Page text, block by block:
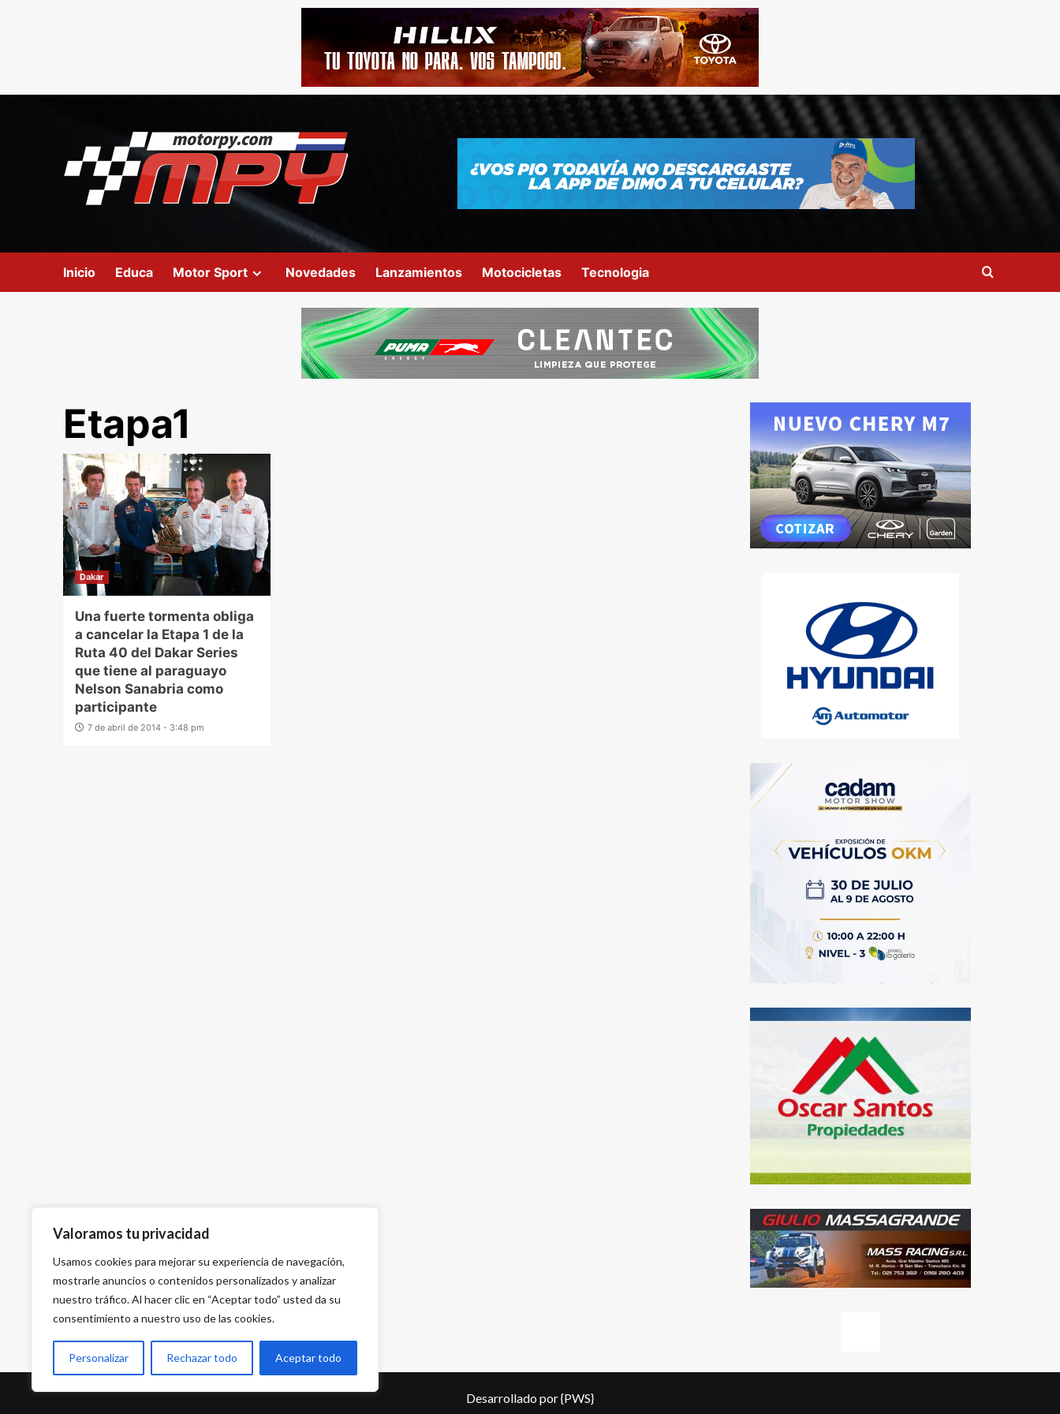
Valoramos tu privacidad
Usamos cookies para mejorar su experiencia de navegación,
mostrarle anuncios o contenidos personalizados y analizar
nuestro tráfico. Al hacer clic en “Aceptar todo” usted da su
consentimiento a nuestro uso de las cookies.
Personalizar Rechazar todo Aceptar todo
Inicio Educa Motor Sport Novedades Lanzamientos Motocicletas Tecnologia
Etapa1
Dakar
Una fuerte tormenta obliga
a cancelar la Etapa 1 de la
Ruta 40 del Dakar Series
que tiene al paraguayo
Nelson Sanabria como
participante
7 de abril de 2014 - 3:48 pm
Desarrollado por{PWS}